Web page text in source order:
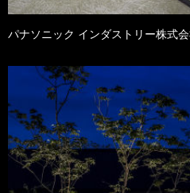
パナソニック インダストリー株式